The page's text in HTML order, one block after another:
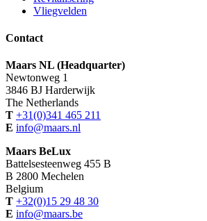
Vliegvelden
Contact
Maars NL (Headquarter)
Newtonweg 1
3846 BJ Harderwijk
The Netherlands
T +31(0)341 465 211
E info@maars.nl
Maars BeLux
Battelsesteenweg 455 B
B 2800 Mechelen
Belgium
T +32(0)15 29 48 30
E info@maars.be